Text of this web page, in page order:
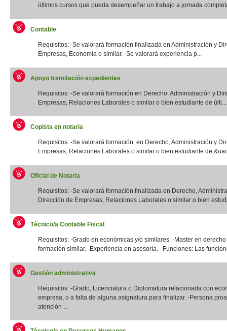
últimos cursos que pueda desempeñar un trabajo a jornada
Contable
Requisitos: -Se valorará formación finalizada en Administración y
Empresas, Economía o similar. -Se valorará experiencia p...
Apoyo tramitación expedientes
Requisitos: -Se valorará formación en Derecho, Administración y
Empresas, Relaciones Laborales o similar o bien estudiante de últi...
Copista en notaria
Requisitos: -Se valorará formación en Derecho, Administración y
Empresas, Relaciones Laborales o similar o bien estudiante de
Oficial de Notaria
Requisitos: -Se valorará formación finalizada en Derecho,
Dirección de Empresas, Relaciones Laborales o similar o bien
Técnico/a Contable Fiscal
Requisitos: -Grado en económicas y/o similares. -Master en
formación similar. -Experiencia en asesoría. Funciones: Las
Gestión administrativa
Requisitos: -Grado, Licenciatura o Diplomatura relacionada con
empresa, o a falta de alguna asignatura para finalizar. -Persona
atención ...